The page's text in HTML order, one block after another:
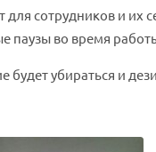
для сотрудников и их
паузы во время
будет убираться и